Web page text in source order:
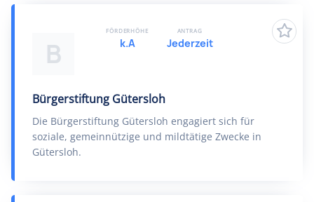
B
Bürgerstiftung Gütersloh
Die Bürgerstiftung Gütersloh engagiert sich für
soziale, gemeinnützige und mildtätige Zwecke in
Gütersloh.
FÖRDERHÖHE
k.A
ANTRAG
Jederzeit